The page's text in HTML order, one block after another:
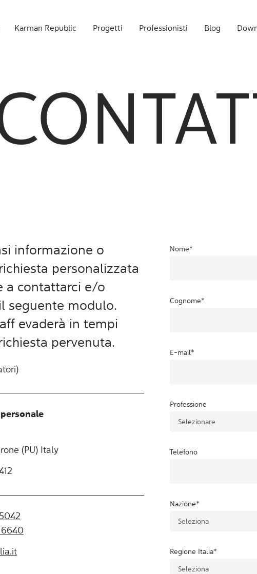
Karman Republic Progetti Professionisti Blog
informazione o
personalizzata
a contattarci e/o
seguente modulo.
evaderà in tempi
pervenuta.
(PU) Italy
Nome*
Cognome*
E-mail*
Professione
Telefono
Nazione*
Regione Italia*